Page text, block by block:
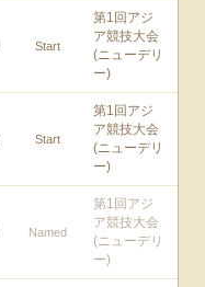
Start
第1回アジ
ア競技大会
(ニューデリ
ー)
Start
第1回アジ
ア競技大会
(ニューデリ
ー)
Named
第1回アジ
ア競技大会
(ニューデリ
ー)